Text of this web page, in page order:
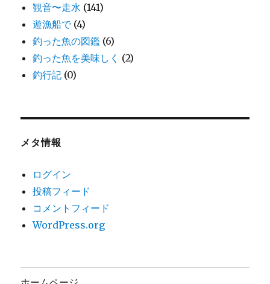
観音〜走水 (141)
遊漁船で(4)
釣った魚の図鑑 (6)
釣った魚を美味しく (2)
釣行記 (0)
メタ情報
ログイン
投稿フィード
コメントフィード
WordPress.org